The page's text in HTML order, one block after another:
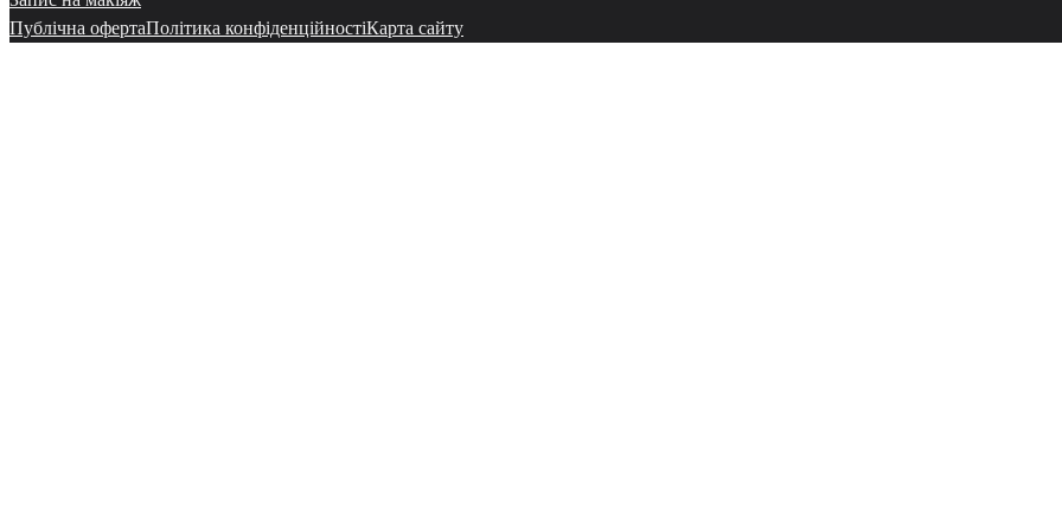
Публічна офертаПолітика конфіденційностіКарта сайту